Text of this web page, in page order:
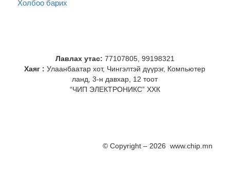
Холбоо барих
Лавлах утас: 77107805, 99198321
Хаяг : Улаанбаатар хот, Чингэлтэй дүүрэг, Компьютер
ланд, 3-н давхар, 12 тоот
“ЧИП ЭЛЕКТРОНИКС” ХХК
© Copyright – 2026 www.chip.mn